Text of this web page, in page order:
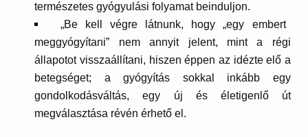
természetes gyógyulási folyamat beinduljon.
„Be kell végre látnunk, hogy „egy embert
meggyógyítani” nem annyit jelent, mint a régi
állapotot visszaállítani, hiszen éppen az idézte elő a
betegséget; a gyógyítás sokkal inkább egy
gondolkodásváltás, egy új és életigenlő út
megválasztása révén érhető el.